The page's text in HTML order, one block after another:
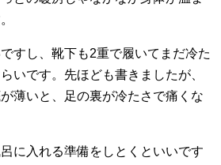
すし、靴下も2重で履いてまだ冷た
いです。先ほども書きましたが、
薄いと、足の裏が冷たさで痛くな
に入れる準備をしとくといいです